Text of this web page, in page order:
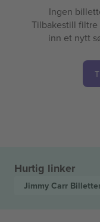
Ingen
Tilbakestill filtre
inn et nytt
Hurtig linker
Jimmy Carr